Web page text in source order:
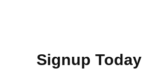
Signup Today